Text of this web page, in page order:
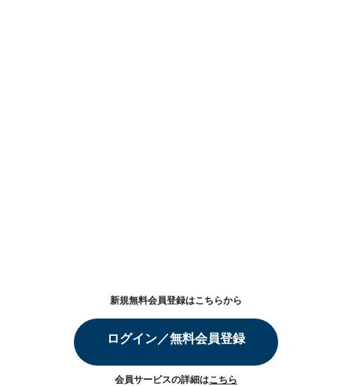
新規無料会員登録はこちらから
ログイン／無料会員登録
会員サービスの詳細はこちら